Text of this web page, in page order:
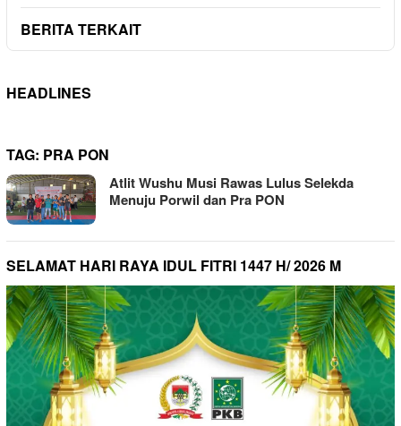
BERITA TERKAIT
HEADLINES
TAG: PRA PON
Atlit Wushu Musi Rawas Lulus Selekda
Menuju Porwil dan Pra PON
SELAMAT HARI RAYA IDUL FITRI 1447 H/ 2026 M